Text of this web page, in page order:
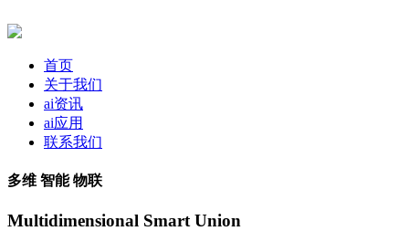
首页
关于我们
ai资讯
ai应用
联系我们
多维 智能 物联
Multidimensional Smart Union